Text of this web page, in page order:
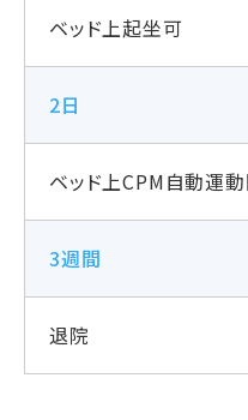
ベッド上起坐可
2日
ベッド上CPM自動運
3週間
退院